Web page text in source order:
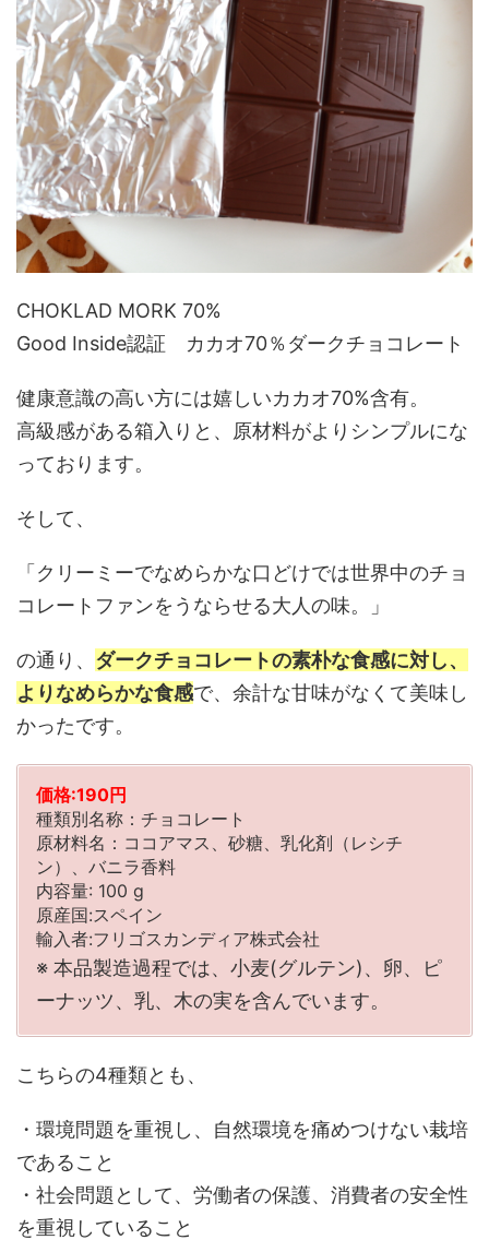
CHOKLAD MORK 70%
Good Inside認証 カカオ70％ダークチョコレート
健康意識の高い方には嬉しいカカオ70%含有。
高級感がある箱入りと、原材料がよりシンプルにな
っております。
そして、
「クリーミーでなめらかな口どけでは世界中のチョ
コレートファンをうならせる大人の味。」
の通り、 ダークチョコレートの素朴な食感に対し、
よりなめらかな食感で、余計な甘味がなくて美味し
かったです。
価格:190円
種類別名称：チョコレート
原材料名：ココアマス、砂糖、乳化剤（レシチ
ン）、バニラ香料
内容量: 100 g
原産国:スペイン
輸入者:フリゴスカンディア株式会社
※ 本品製造過程では、小麦(グルテン)、卵、ピ
ーナッツ、乳、木の実を含んでいます。
こちらの4種類とも、
・環境問題を重視し、自然環境を痛めつけない栽培
であること
・社会問題として、労働者の保護、消費者の安全性
を重視していること